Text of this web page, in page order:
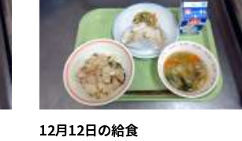
12月12日の給食